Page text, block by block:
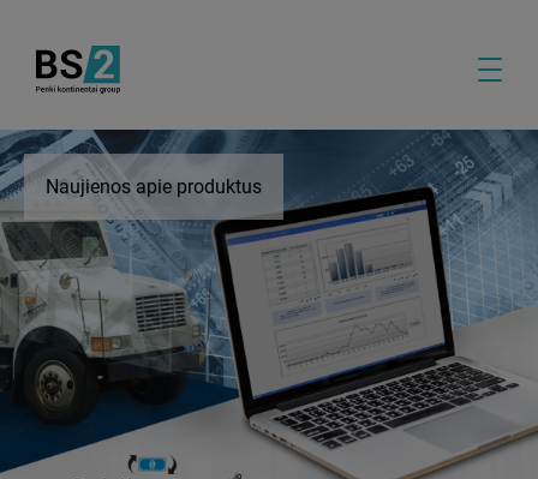
Naujienos apie produktus